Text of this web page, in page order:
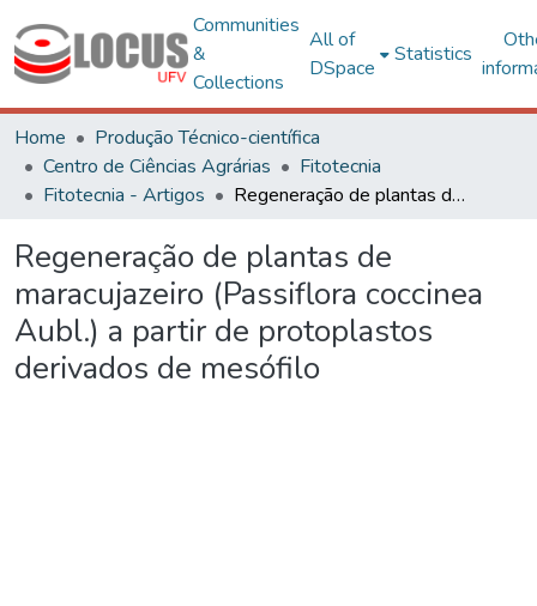
Communities
&
Collections
All of
DSpace
Statistics
Home
Produção Técnico-científica
Centro de Ciências Agrárias
Fitotecnia
Fitotecnia - Artigos
Regeneração de plantas de maracujazeiro (Passiflora coccinea Aubl.) a partir de protoplastos derivados de mesófilo
Regeneração de plantas de
maracujazeiro (Passiflora coccinea
Aubl.) a partir de protoplastos
derivados de mesófilo